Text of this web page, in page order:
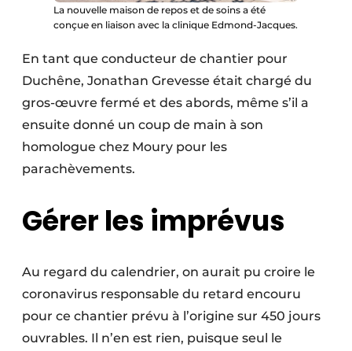
Travaux ferroviaires
La nouvelle maison de repos et de soins a été
conçue en liaison avec la clinique Edmond-Jacques.
En tant que conducteur de chantier pour
Duchêne, Jonathan Grevesse était chargé du
gros-œuvre fermé et des abords, même s’il a
ensuite donné un coup de main à son
homologue chez Moury pour les
parachèvements.
Gérer les imprévus
Au regard du calendrier, on aurait pu croire le
corona­virus responsable du retard encouru
pour ce chantier prévu à l’origine sur 450 jours
ouvrables. Il n’en est rien, puisque seul le